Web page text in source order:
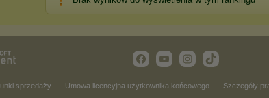
sprzedaży Umowa licencyjna użytkownika końcowego Szczegóły